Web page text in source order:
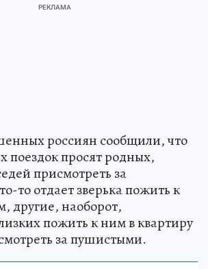
россиян сообщили, что
поездок просят родных,
присмотреть за
то отдает зверька пожить к
другие, наоборот,
пожить к ним в квартиру
за пушистыми.